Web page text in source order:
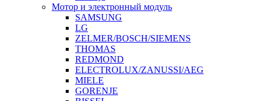
Мотор и электронный модуль
SAMSUNG
LG
ZELMER/BOSCH/SIEMENS
THOMAS
REDMOND
ELECTROLUX/ZANUSSI/AEG
MIELE
GORENJE